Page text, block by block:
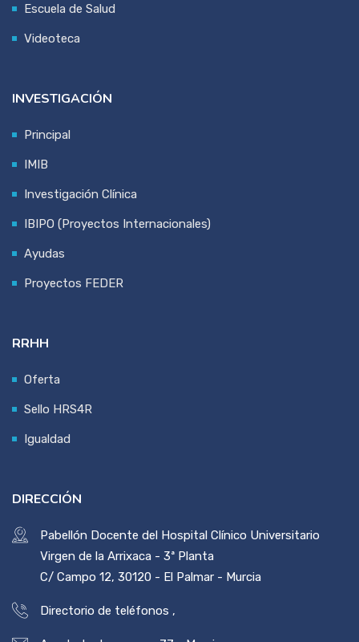
Escuela de Salud
Videoteca
INVESTIGACIÓN
Principal
IMIB
Investigación Clínica
IBIPO (Proyectos Internacionales)
Ayudas
Proyectos FEDER
RRHH
Oferta
Sello HRS4R
Igualdad
DIRECCIÓN
Pabellón Docente del Hospital Clínico Universitario
Virgen de la Arrixaca - 3ª Planta
C/ Campo 12, 30120 - El Palmar - Murcia
Directorio de teléfonos ,